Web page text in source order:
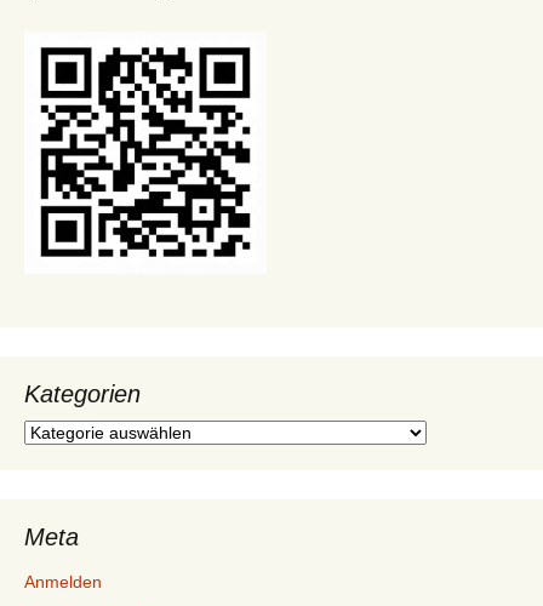
Kategorien
Kategorien
Meta
Anmelden